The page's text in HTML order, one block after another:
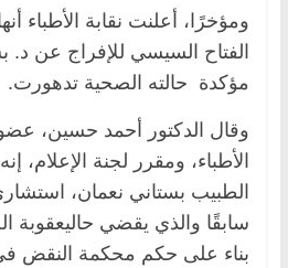
ومؤخرًا، أعلنت نقابة الأطباء
الفتاح السيسي للإفراج عن د.
مؤكدة حالته الصحية تدهورت.
وقال الدكتور أحمد حسين،
الأطباء، ومقرر لجنة الإعلام،
الطبيب بستاني نعمان،
بناء على حكم محكمة النقض